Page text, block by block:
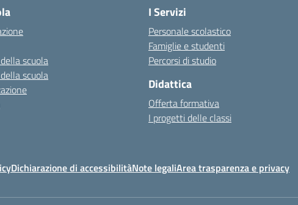
scuola
scuola
I Servizi
Personale scolastico
Famiglie e studenti
Percorsi di studio
Didattica
Offerta formativa
I progetti delle classi
Dichiarazione di accessibilitàNote legaliArea trasparenza e privacy